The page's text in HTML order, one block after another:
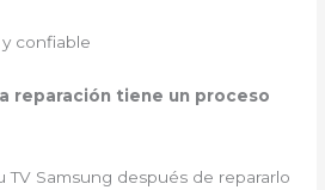
confiable
reparación tiene un proceso
TV Samsung después de repararlo